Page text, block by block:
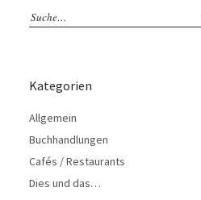
Kategorien
Allgemein
Buchhandlungen
Cafés / Restaurants
Dies und das…